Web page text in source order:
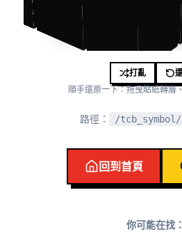
打亂
順手還原一下：拖曳貼紙轉層
路徑： /
回到首頁
你可能在找：